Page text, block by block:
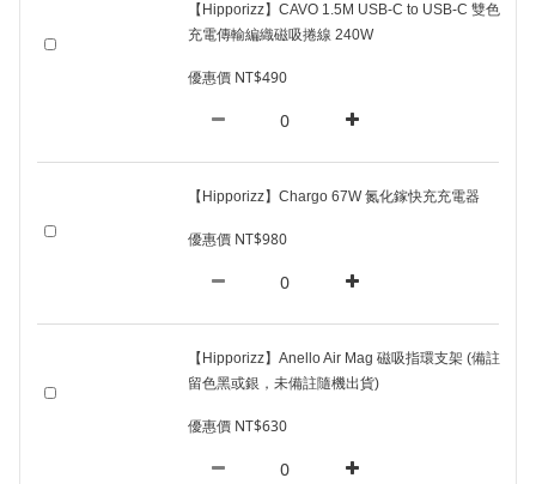
【Hipporizz】CAVO 1.5M USB-C to USB-C 雙色
充電傳輸編織磁吸捲線 240W
優惠價 NT$490
【Hipporizz】Chargo 67W 氮化鎵快充充電器
優惠價 NT$980
【Hipporizz】Anello Air Mag 磁吸指環支架 (備註
留色黑或銀，未備註隨機出貨)
優惠價 NT$630